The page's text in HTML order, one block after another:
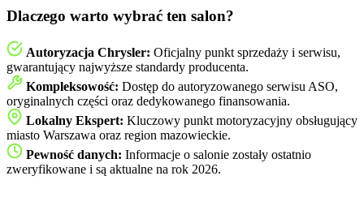
Dlaczego warto wybrać ten salon?
Autoryzacja Chrysler: Oficjalny punkt sprzedaży i serwisu,
gwarantujący najwyższe standardy producenta.
Kompleksowość: Dostęp do autoryzowanego serwisu ASO,
oryginalnych części oraz dedykowanego finansowania.
Lokalny Ekspert: Kluczowy punkt motoryzacyjny obsługujący
miasto Warszawa oraz region mazowieckie.
Pewność danych: Informacje o salonie zostały ostatnio
zweryfikowane i są aktualne na rok 2026.